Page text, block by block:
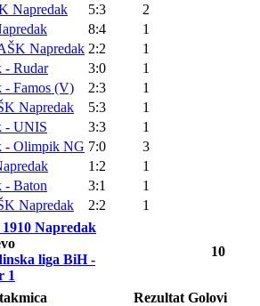
Napredak 5:3
2
8:4
1
Napredak 2:2
1
- Rudar 3:0
1
- Famos (V) 2:3
1
Napredak 5:3
1
- UNIS 3:3
1
- Olimpik NG 7:0
3
1:2
1
- Baton 3:1
1
Napredak 2:2 1
Napredak
liga BiH -
1
10
Rezultat Golovi